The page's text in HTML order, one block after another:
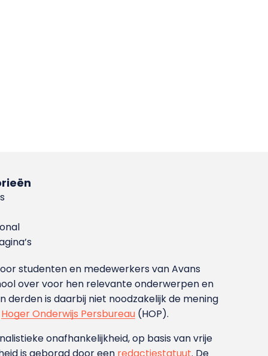
studenten en medewerkers van Avans
over voor hen relevante onderwerpen en
is daarbij niet noodzakelijk de mening
Hoger Onderwijs Persbureau (HOP).
onafhankelijkheid, op basis van vrije
is geborgd door een redactiestatuut. De